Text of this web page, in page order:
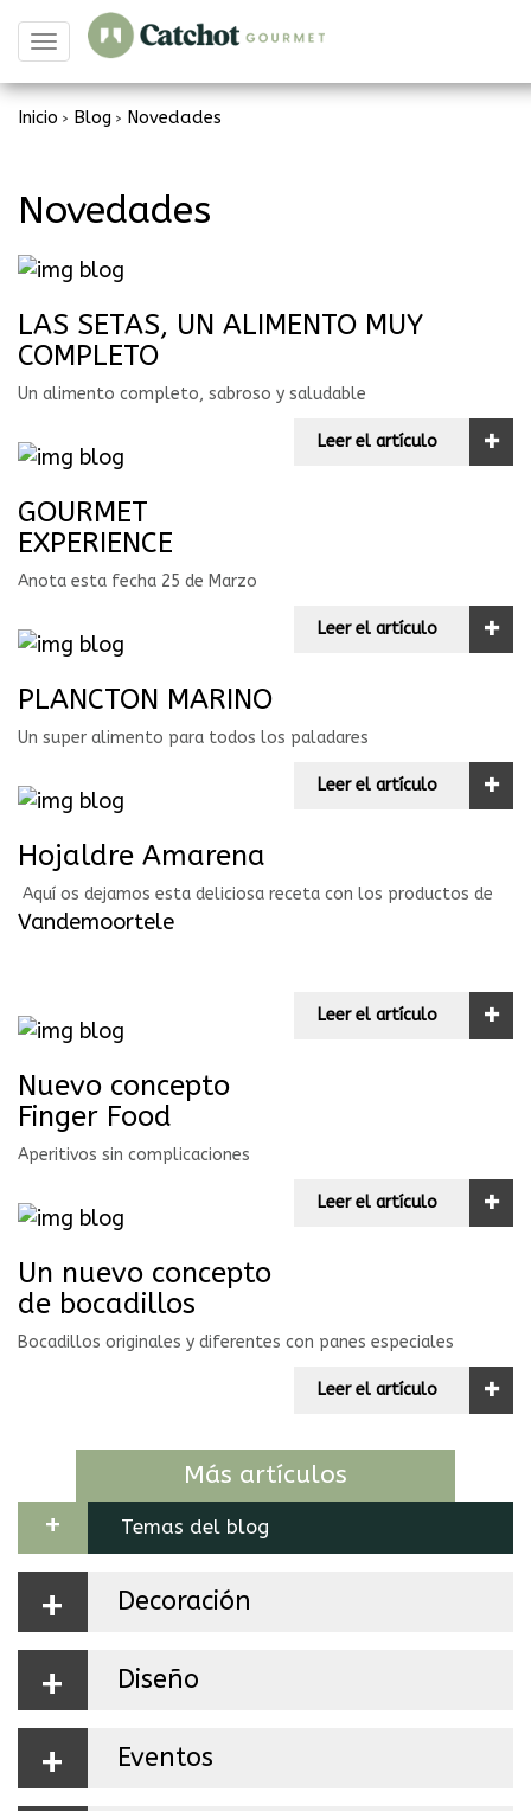
Toggle
navigation
Inicio > Blog > Novedades
Novedades
LAS SETAS, UN ALIMENTO MUY
COMPLETO
Un alimento completo, sabroso y saludable
Leer el artículo +
GOURMET
EXPERIENCE
Anota esta fecha 25 de Marzo
Leer el artículo +
PLANCTON MARINO
Un super alimento para todos los paladares
Leer el artículo +
Hojaldre Amarena
Aquí os dejamos esta deliciosa receta con los productos de
Vandemoortele
Leer el artículo +
Nuevo concepto
Finger Food
Aperitivos sin complicaciones
Leer el artículo +
Un nuevo concepto
de bocadillos
Bocadillos originales y diferentes con panes especiales
Leer el artículo +
Más artículos
+ Temas del blog
+ Decoración
+ Diseño
+ Eventos